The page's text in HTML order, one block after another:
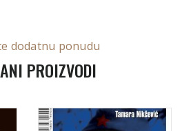
dodatnu ponudu
PROIZVODI